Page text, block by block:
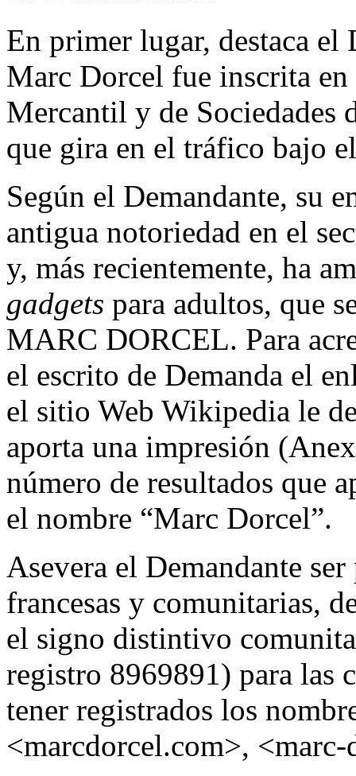
En primer lugar, destaca el
Marc Dorcel fue inscrita
Mercantil y de Sociedades
que gira en el tráfico bajo
Según el Demandante, su
antigua notoriedad en el
y, más recientemente, ha
gadgets para adultos, que
MARC DORCEL. Para
el escrito de Demanda el
el sitio Web Wikipedia le
aporta una impresión
número de resultados que
el nombre “Marc Dorcel”.
Asevera el Demandante
francesas y comunitarias,
el signo distintivo
registro 8969891) para las
tener registrados los
<marcdorcel.com>,